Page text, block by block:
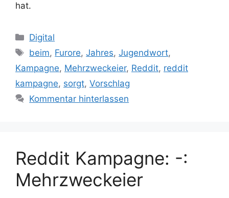
hat.
Kategorien
Digital
Schlagwörter
beim, Furore,Jahres,Jugendwort,
Kampagne, Mehrzweckeier, Reddit, reddit
kampagne, sorgt, Vorschlag
Kommentar hinterlassen
Reddit Kampagne: -:
Mehrzweckeier